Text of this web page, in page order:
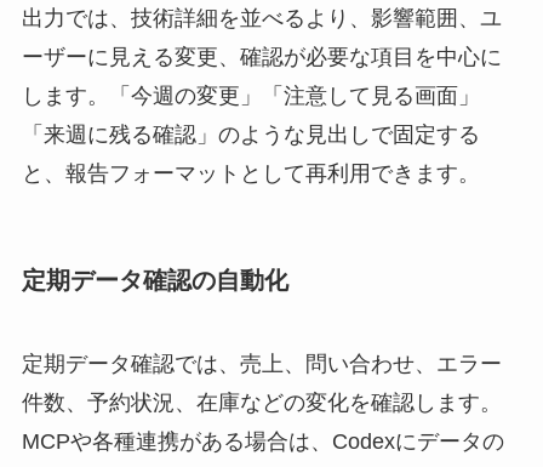
出力では、技術詳細を並べるより、影響範囲、ユ
ーザーに見える変更、確認が必要な項目を中心に
します。「今週の変更」「注意して見る画面」
「来週に残る確認」のような見出しで固定する
と、報告フォーマットとして再利用できます。
定期データ確認の自動化
定期データ確認では、売上、問い合わせ、エラー
件数、予約状況、在庫などの変化を確認します。
MCPや各種連携がある場合は、Codexにデータの